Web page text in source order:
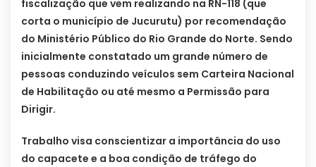
fiscalização que vem realizando na RN-118 (que
corta o município de Jucurutu) por recomendação
do Ministério Público do Rio Grande do Norte. Sendo
inicialmente constatado um grande número de
pessoas conduzindo veículos sem Carteira Nacional
de Habilitação ou até mesmo a Permissão para
Dirigir.
Trabalho visa conscientizar a importância do uso
do capacete e a boa condição de tráfego do